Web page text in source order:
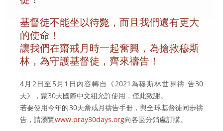
基督徒不能坐以待斃，而且我們還有更大
的使命！
讓我們在齋戒月時一起奮興，為搶救穆斯
林，為守護基督徒，齊來禱告！
4月2日至5月1日內容轉自《2021為穆斯林世界禱 告30
天》，蒙30天國際中文組允許使用，僅此致謝。
若要使用今年的30天齋戒月禱告手冊，與全球基督徒同步禱
告，請瀏覽www.pray30days.org向各區分銷處訂購。